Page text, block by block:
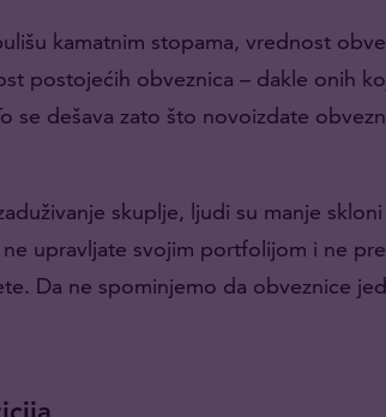
kamatnim stopama, vrednost
postojećih obveznica – dakle onih
se dešava zato što novoizdate
skuplje, ljudi su manje
upravljate svojim portfolijom i ne
Da ne spominjemo da obveznice